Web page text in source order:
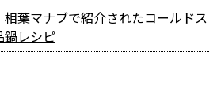
相葉マナブで紹介されたコールドス
鍋レシピ